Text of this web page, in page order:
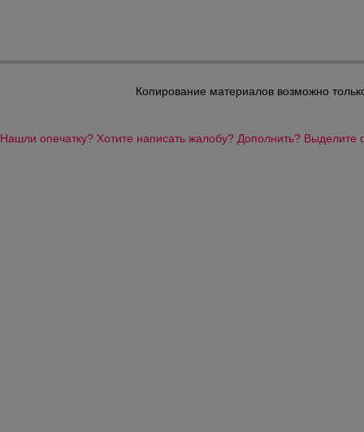
Копирование материалов возможно
Нашли опечатку? Хотите написать жалобу? Дополнить? Выделите